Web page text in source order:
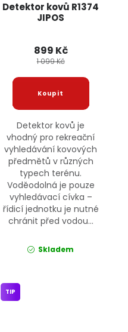
Detektor kovů R1374
JIPOS
899 Kč
1 099 Kč
Detektor kovů je
vhodný pro rekreační
vyhledávání kovových
předmětů v různých
typech terénu.
Voděodolná je pouze
vyhledávací cívka –
řídicí jednotku je nutné
chránit před vodou...
Skladem
TIP